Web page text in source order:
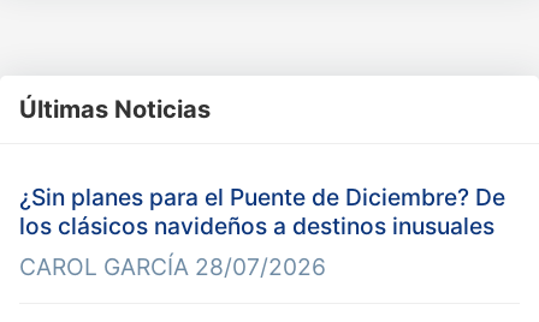
Últimas Noticias
¿Sin planes para el Puente de Diciembre? De
los clásicos navideños a destinos inusuales
CAROL GARCÍA 28/07/2026